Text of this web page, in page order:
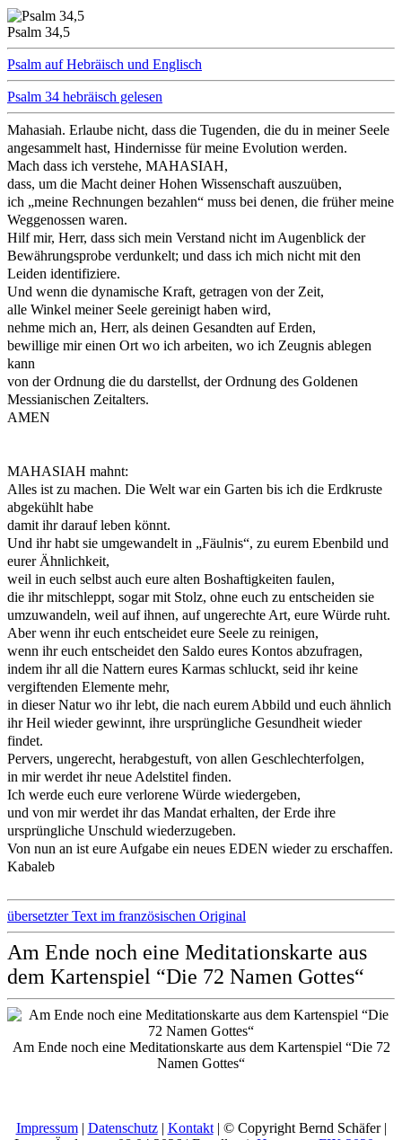
Psalm 34,5
Psalm auf Hebräisch und Englisch
Psalm 34 hebräisch gelesen
Mahasiah. Erlaube nicht, dass die Tugenden, die du in meiner Seele
angesammelt hast, Hindernisse für meine Evolution werden.
Mach dass ich verstehe, MAHASIAH,
dass, um die Macht deiner Hohen Wissenschaft auszuüben,
ich „meine Rechnungen bezahlen“ muss bei denen, die früher meine
Weggenossen waren.
Hilf mir, Herr, dass sich mein Verstand nicht im Augenblick der
Bewährungsprobe verdunkelt; und dass ich mich nicht mit den
Leiden identifiziere.
Und wenn die dynamische Kraft, getragen von der Zeit,
alle Winkel meiner Seele gereinigt haben wird,
nehme mich an, Herr, als deinen Gesandten auf Erden,
bewillige mir einen Ort wo ich arbeiten, wo ich Zeugnis ablegen
kann
von der Ordnung die du darstellst, der Ordnung des Goldenen
Messianischen Zeitalters.
AMEN
MAHASIAH mahnt:
Alles ist zu machen. Die Welt war ein Garten bis ich die Erdkruste
abgekühlt habe
damit ihr darauf leben könnt.
Und ihr habt sie umgewandelt in „Fäulnis“, zu eurem Ebenbild und
eurer Ähnlichkeit,
weil in euch selbst auch eure alten Boshaftigkeiten faulen,
die ihr mitschleppt, sogar mit Stolz, ohne euch zu entscheiden sie
umzuwandeln, weil auf ihnen, auf ungerechte Art, eure Würde ruht.
Aber wenn ihr euch entscheidet eure Seele zu reinigen,
wenn ihr euch entscheidet den Saldo eures Kontos abzufragen,
indem ihr all die Nattern eures Karmas schluckt, seid ihr keine
vergiftenden Elemente mehr,
in dieser Natur wo ihr lebt, die nach eurem Abbild und euch ähnlich
ihr Heil wieder gewinnt, ihre ursprüngliche Gesundheit wieder
findet.
Pervers, ungerecht, herabgestuft, von allen Geschlechterfolgen,
in mir werdet ihr neue Adelstitel finden.
Ich werde euch eure verlorene Würde wiedergeben,
und von mir werdet ihr das Mandat erhalten, der Erde ihre
ursprüngliche Unschuld wiederzugeben.
Von nun an ist eure Aufgabe ein neues EDEN wieder zu erschaffen.
Kabaleb
übersetzter Text im französischen Original
Am Ende noch eine Meditationskarte aus
dem Kartenspiel “Die 72 Namen Gottes“
Am Ende noch eine Meditationskarte aus dem Kartenspiel “Die 72
Namen Gottes“
Impressum| Datenschutz| Kontakt| © Copyright Bernd Schäfer |